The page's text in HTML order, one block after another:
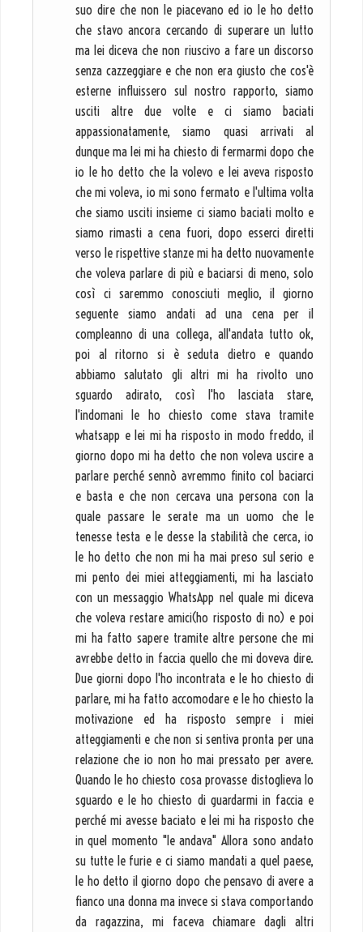
suo dire che non le piacevano ed io le ho detto
che stavo ancora cercando di superare un lutto
ma lei diceva che non riuscivo a fare un discorso
senza cazzeggiare e che non era giusto che cos'è
esterne influissero sul nostro rapporto, siamo
usciti altre due volte e ci siamo baciati
appassionatamente, siamo quasi arrivati al
dunque ma lei mi ha chiesto di fermarmi dopo che
io le ho detto che la volevo e lei aveva risposto
che mi voleva, io mi sono fermato e l'ultima volta
che siamo usciti insieme ci siamo baciati molto e
siamo rimasti a cena fuori, dopo esserci diretti
verso le rispettive stanze mi ha detto nuovamente
che voleva parlare di più e baciarsi di meno, solo
così ci saremmo conosciuti meglio, il giorno
seguente siamo andati ad una cena per il
compleanno di una collega, all'andata tutto ok,
poi al ritorno si è seduta dietro e quando
abbiamo salutato gli altri mi ha rivolto uno
sguardo adirato, così l'ho lasciata stare,
l'indomani le ho chiesto come stava tramite
whatsapp e lei mi ha risposto in modo freddo, il
giorno dopo mi ha detto che non voleva uscire a
parlare perché sennò avremmo finito col baciarci
e basta e che non cercava una persona con la
quale passare le serate ma un uomo che le
tenesse testa e le desse la stabilità che cerca, io
le ho detto che non mi ha mai preso sul serio e
mi pento dei miei atteggiamenti, mi ha lasciato
con un messaggio WhatsApp nel quale mi diceva
che voleva restare amici(ho risposto di no) e poi
mi ha fatto sapere tramite altre persone che mi
avrebbe detto in faccia quello che mi doveva dire.
Due giorni dopo l'ho incontrata e le ho chiesto di
parlare, mi ha fatto accomodare e le ho chiesto la
motivazione ed ha risposto sempre i miei
atteggiamenti e che non si sentiva pronta per una
relazione che io non ho mai pressato per avere.
Quando le ho chiesto cosa provasse distoglieva lo
sguardo e le ho chiesto di guardarmi in faccia e
perché mi avesse baciato e lei mi ha risposto che
in quel momento "le andava" Allora sono andato
su tutte le furie e ci siamo mandati a quel paese,
le ho detto il giorno dopo che pensavo di avere a
fianco una donna ma invece si stava comportando
da ragazzina, mi faceva chiamare dagli altri